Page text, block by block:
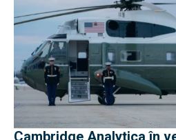
Cambridge Analytica în